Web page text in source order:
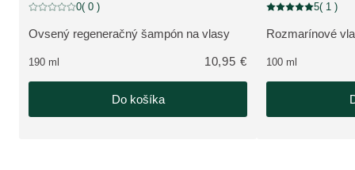
ZOBRAZIŤ PRODUKT:
Ovsený regeneračný šampón na vlasy
Aktuálne hodnotenie: 0 z 5 hviezdičiek hodnotené 0 zákazníkmi
0( 0 )
190 ml 10,95 €
Do košíka
ZOBRAZIŤ
Rozmarínové
Aktuálne 5( 1 )
100 ml